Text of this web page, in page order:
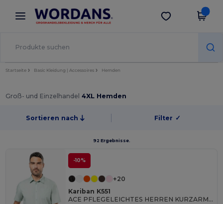
× Wordans App
Bessere Preise in der App!
App holen
Startseite Basic Kleidung | Accessoires Hemden
Groß- und Einzelhandel 4XL Hemden
Sortieren nach Filter ✓
92 Ergebnisse.
-10%
+20
Kariban K551
ACE PFLEGELEICHTES HERREN KURZARM 65/35 HEMD